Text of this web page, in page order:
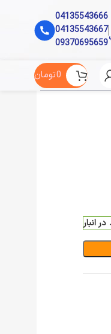
04135543666
04135543667
09370695659
0تومان
انبار